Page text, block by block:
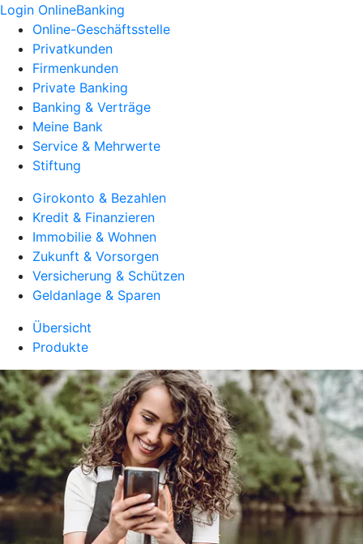
Login OnlineBanking
Online-Geschäftsstelle
Privatkunden
Firmenkunden
Private Banking
Banking & Verträge
Meine Bank
Service & Mehrwerte
Stiftung
Girokonto & Bezahlen
Kredit & Finanzieren
Immobilie & Wohnen
Zukunft & Vorsorgen
Versicherung & Schützen
Geldanlage & Sparen
Übersicht
Produkte